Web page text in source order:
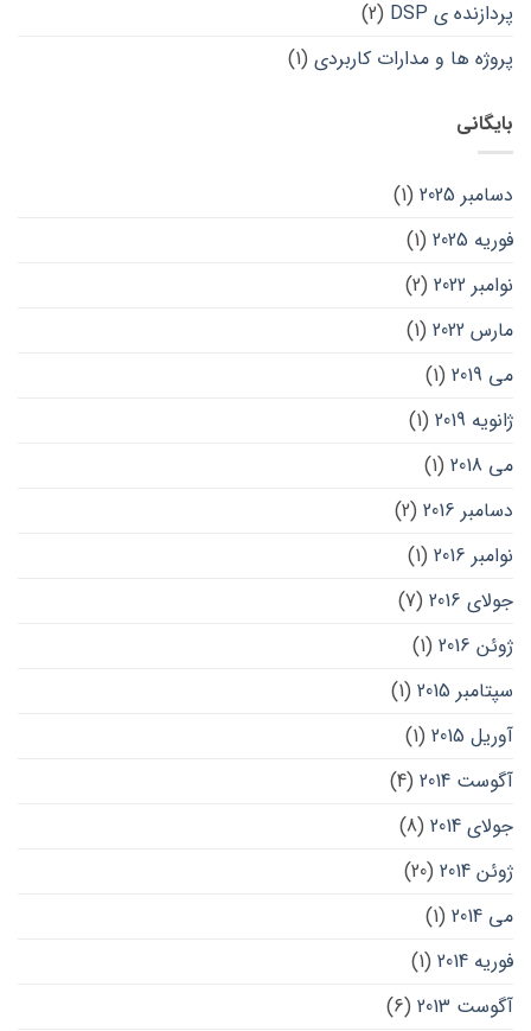
پردازنده ی DSP
(2)
پروژه ها و مدارات کاربردی (1)
بایگانی
دسامبر 2025
(1)
فوریه 2025
(1)
نوامبر 2022
(2)
مارس 2022
(1)
می 2019
(1)
ژانویه 2019
(1)
می 2018
(1)
دسامبر 2016
(2)
نوامبر 2016
(1)
جولای 2016
(7)
ژوئن 2016
(1)
سپتامبر 2015
(1)
آوریل 2015
(1)
آگوست 2014
(4)
جولای 2014
(8)
ژوئن 2014
(20)
می 2014
(1)
فوریه 2014
(1)
آگوست 2013
(6)